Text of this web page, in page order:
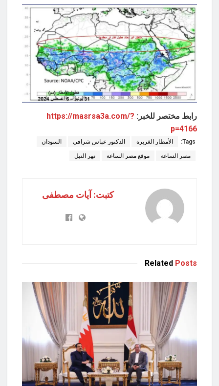
رابط مختصر للخبر: https://masrsa3a.com/?
p=4166
Tags: الأمطار الغزيرة الدكتور عباس شراقي السودان
مصر الساعة موقع مصر الساعة نهر النيل
كتبت: آيات مصطفى
Related Posts